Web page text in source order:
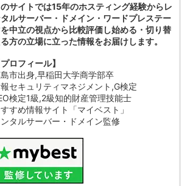
サイトでは15年のホスティング経験からレ
タルサーバー・ドメイン・ワードプレステー
中立の視点から比較評価し始める・切り替
方の立場に立った情報をお届けします。
プロフィール】
市出身,早稲田大学商学部卒
セキュリティマネジメント,G検定
検定1級,2級知的財産管理技能士
すめ情報サイト「マイベスト」
ンタルサーバー・ドメイン監修